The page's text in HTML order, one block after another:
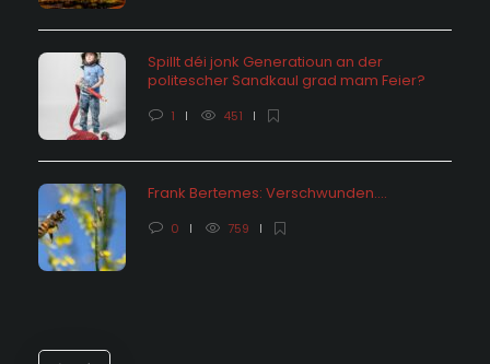
Spillt déi jonk Generatioun an der
politescher Sandkaul grad mam Feier?
1 451
Frank Bertemes: Verschwunden….
0 759